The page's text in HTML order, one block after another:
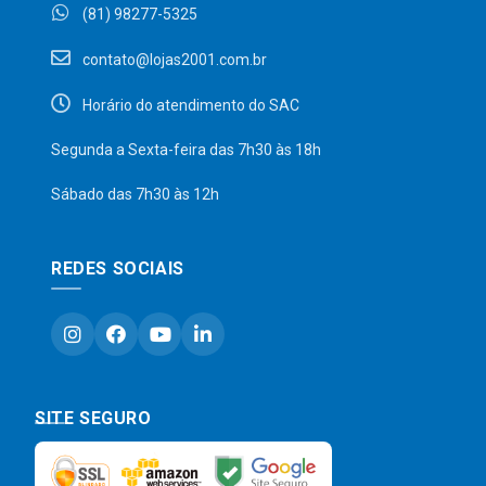
(81) 98277-5325
contato@lojas2001.com.br
Horário do atendimento do SAC
Segunda a Sexta-feira das 7h30 às 18h
Sábado das 7h30 às 12h
REDES SOCIAIS
SITE SEGURO